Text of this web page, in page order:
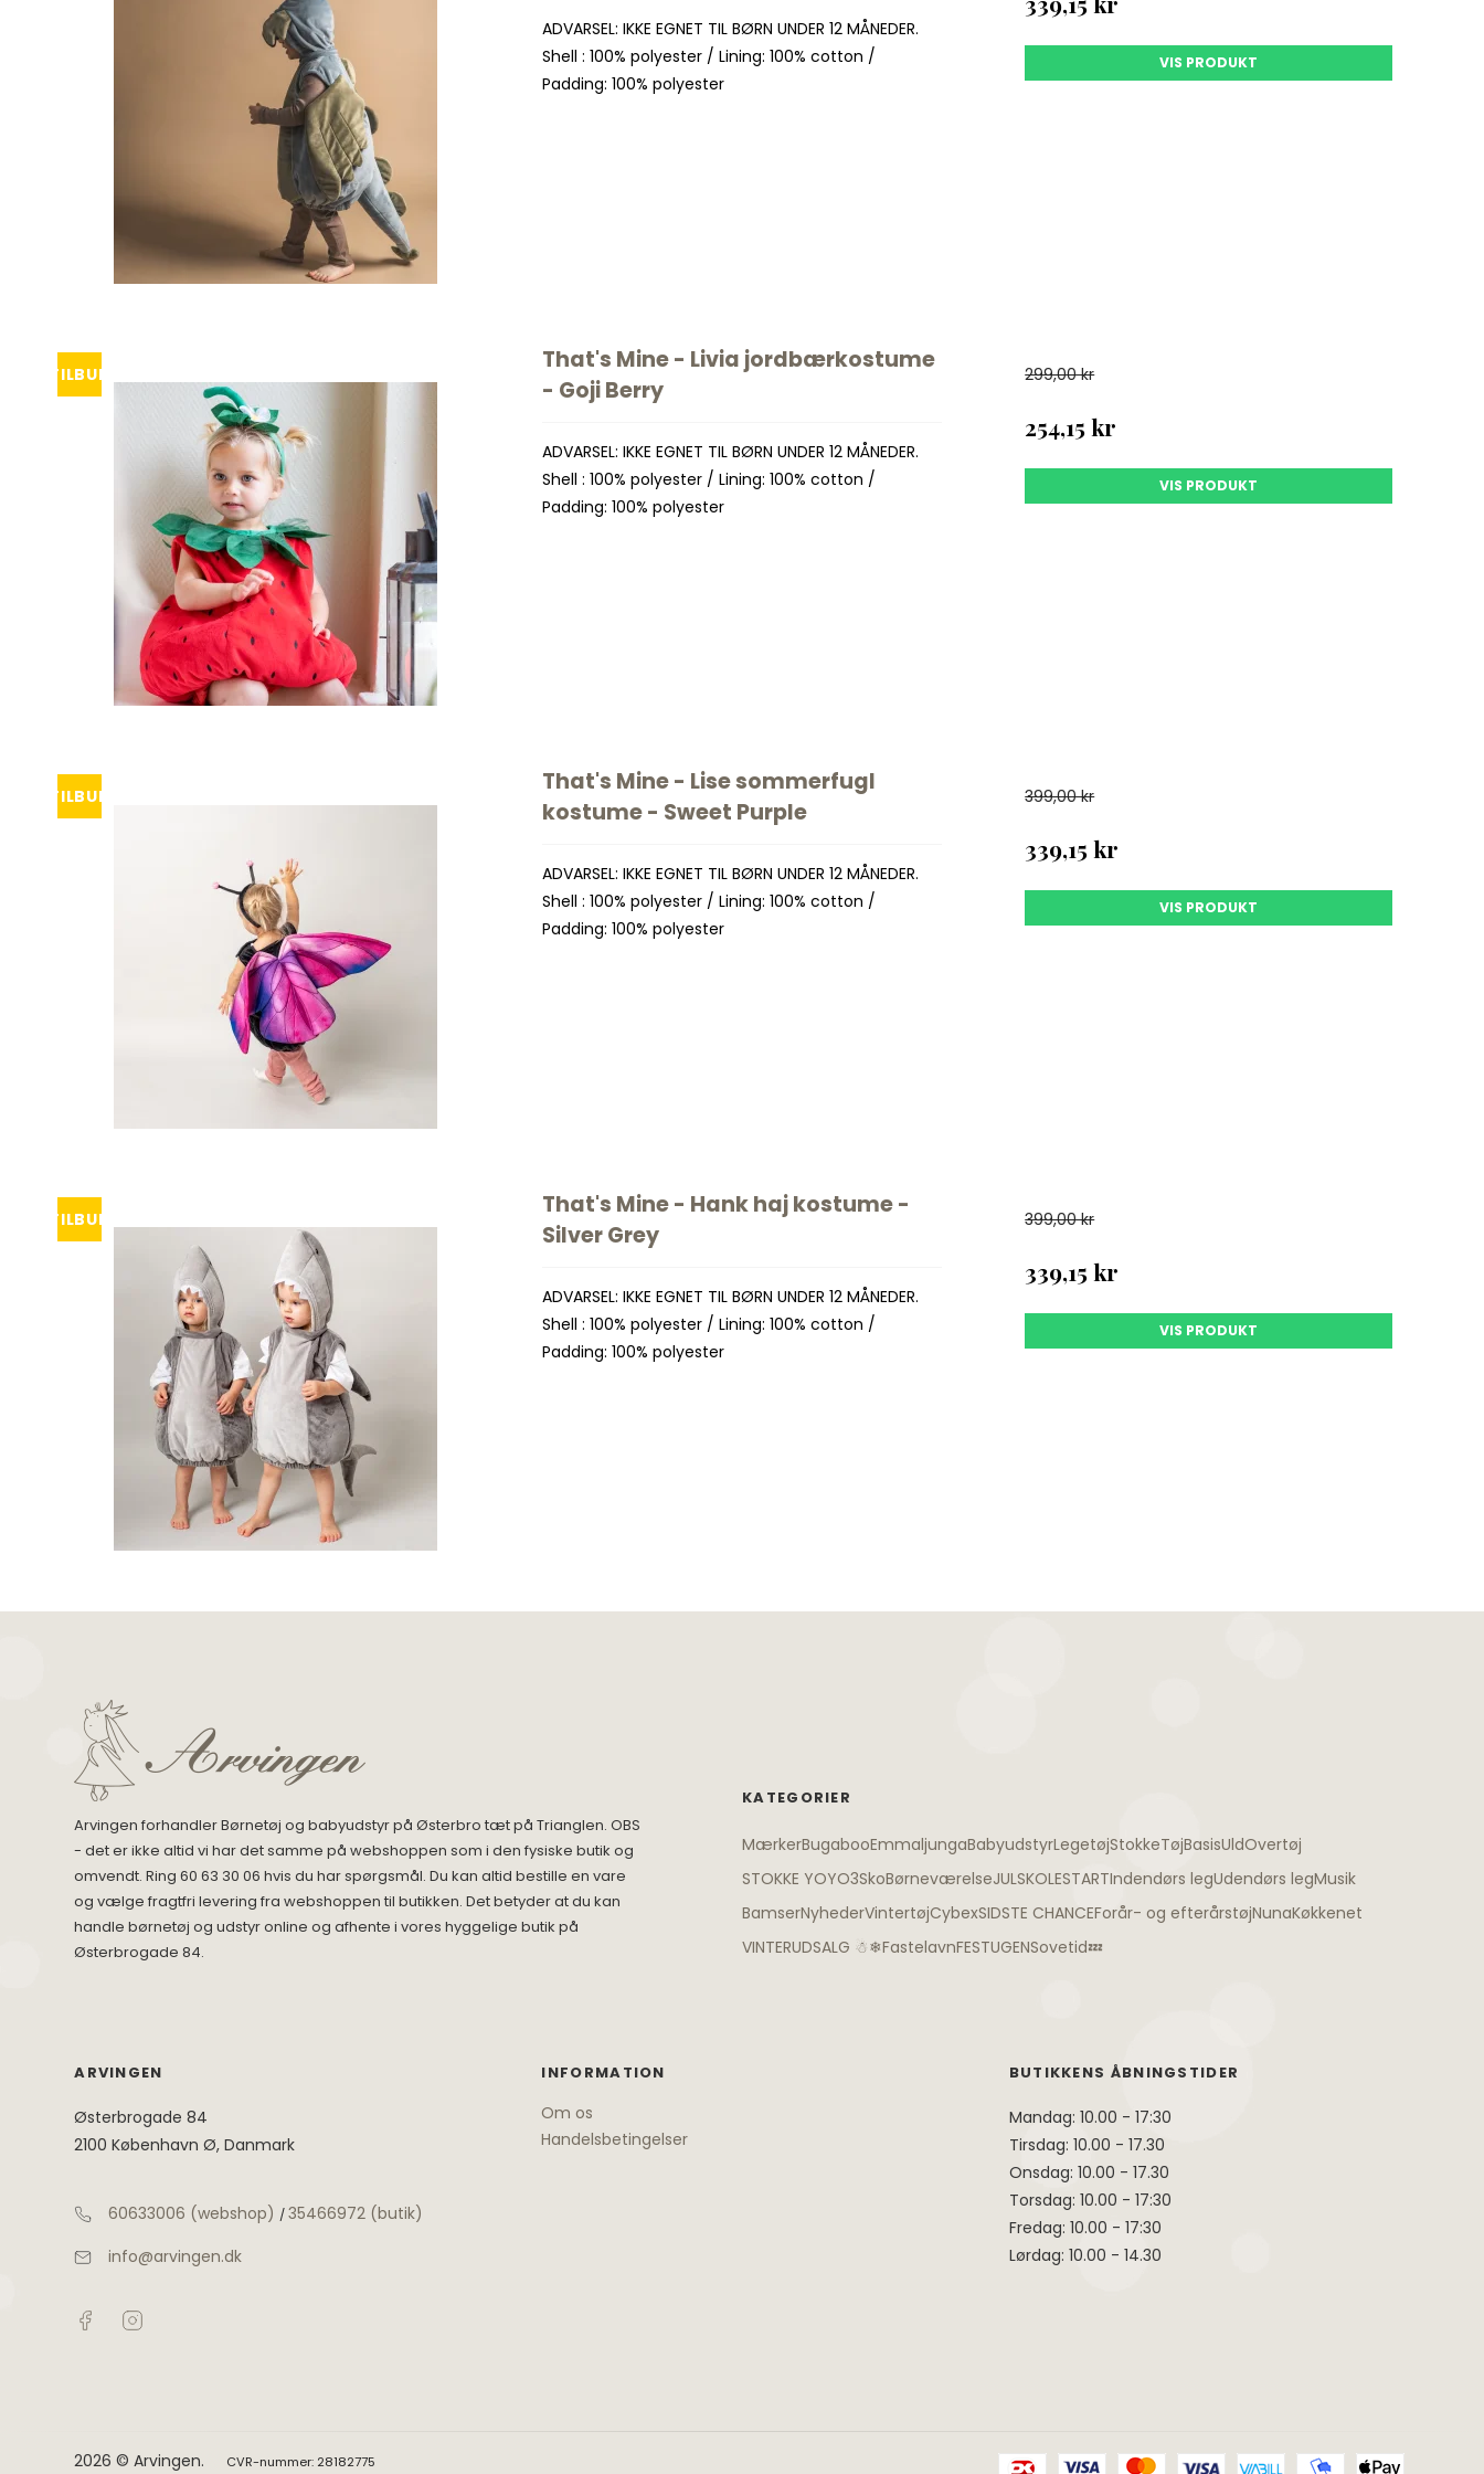
Seatliner
Bugaboo Fox Graphite Stel
Bugaboo Fox Sort Stel
Bugaboo Fox Special Editions
Maclaren Køreposer
Spil
Tegne og Male
Trylleri
Skoletasker
Svømmeveste
UV T-shirts
UV-dragter
Joha
Lana organic
Molo
Reima
Wheat
ADVARSEL: IKKE EGNET TIL BØRN UNDER 12 MÅNEDER.
Shell : 100% polyester / Lining: 100% cotton /
Padding: 100% polyester
VIS PRODUKT
TILBUD
That's Mine - Livia jordbærkostume
- Goji Berry
ADVARSEL: IKKE EGNET TIL BØRN UNDER 12 MÅNEDER.
Shell : 100% polyester / Lining: 100% cotton /
Padding: 100% polyester
299,00 kr
254,15 kr
VIS PRODUKT
TILBUD
That's Mine - Lise sommerfugl
kostume - Sweet Purple
ADVARSEL: IKKE EGNET TIL BØRN UNDER 12 MÅNEDER.
Shell : 100% polyester / Lining: 100% cotton /
Padding: 100% polyester
399,00 kr
339,15 kr
VIS PRODUKT
TILBUD
That's Mine - Hank haj kostume -
Silver Grey
ADVARSEL: IKKE EGNET TIL BØRN UNDER 12 MÅNEDER.
Shell : 100% polyester / Lining: 100% cotton /
Padding: 100% polyester
399,00 kr
339,15 kr
VIS PRODUKT
Arvingen forhandler Børnetøj og babyudstyr på Østerbro tæt på Trianglen. OBS
- det er ikke altid vi har det samme på webshoppen som i den fysiske butik og
omvendt. Ring 60 63 30 06 hvis du har spørgsmål. Du kan altid bestille en vare
og vælge fragtfri levering fra webshoppen til butikken. Det betyder at du kan
handle børnetøj og udstyr online og afhente i vores hyggelige butik på
Østerbrogade 84.
KATEGORIER
MærkerBugabooEmmaljungaBabyudstyrLegetøjStokkeTøjBasisUldOvertøj
STOKKE YOYO3SkoBørneværelseJULSKOLESTARTIndendørs legUdendørs legMusik
BamserNyhederVintertøjCybexSIDSTE CHANCEForår- og efterårstøjNunaKøkkenet
VINTERUDSALG ☃❄FastelavnFESTUGENSovetid💤
ARVINGEN
Østerbrogade 84
2100 København Ø, Danmark
60633006 (webshop) /35466972 (butik)
info@arvingen.dk
INFORMATION
Om os
Handelsbetingelser
BUTIKKENS ÅBNINGSTIDER
Mandag: 10.00 - 17:30
Tirsdag: 10.00 - 17.30
Onsdag: 10.00 - 17.30
Torsdag: 10.00 - 17:30
Fredag: 10.00 - 17:30
Lørdag: 10.00 - 14.30
2026 © Arvingen. CVR-nummer: 28182775